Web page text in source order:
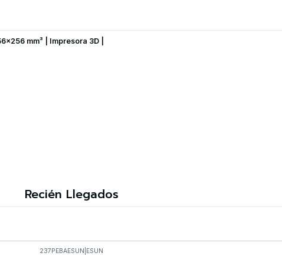
mm³ | Impresora 3D |
Recién Llegados
237PEBAESUN ESUN